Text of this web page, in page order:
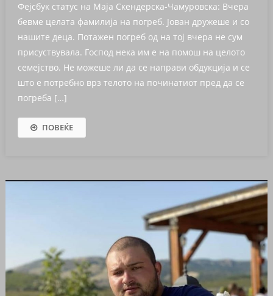
Фејсбук статус на Маја Скендерска-Чамуровска: Вчера
бевме целата фамилија на погреб. Јован дружеше и со
нашите деца. Потажен погреб од на тој вчера не сум
присуствувала. Господ нека им е на помош на целото
семејство. Не можеше ли да се направи обдукција и се
што е потребно врз телото на починатиот пред да се
погреба […]
ПОВЕЌЕ